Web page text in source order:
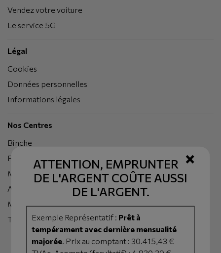
×
ATTENTION, EMPRUNTER
DE L'ARGENT COÛTE AUSSI
DE L'ARGENT.
Exemple Représentatif : Prêt à
tempérament avec dernière mensualité
majorée . Prix au comptant : 30.415,43 €
Vendez votre voiture
Le service 5G
Légal
Cookies
Données personnelles
Informations légales
Nos Centres
Binche
Peruwelz
Mons
Ath
Mouscron
Tournai